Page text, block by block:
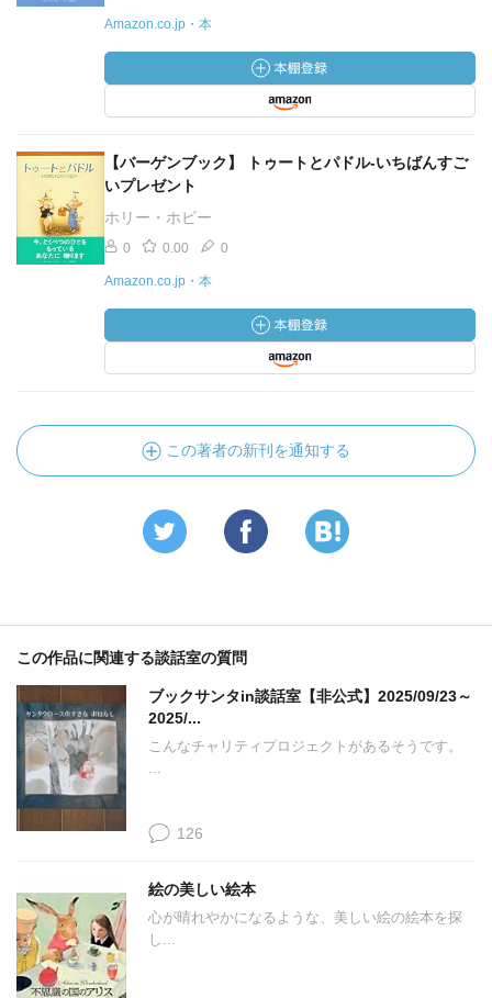
Amazon.co.jp・本
【バーゲンブック】 トゥートとパドル-いちばんすご
いプレゼント
ホリー・ホビー
0 0.00 0
Amazon.co.jp・本
この著者の新刊を通知する
この作品に関連する談話室の質問
ブックサンタin談話室【非公式】2025/09/23～
2025/...
こんなチャリティプロジェクトがあるそうです。
...
126
絵の美しい絵本
心が晴れやかになるような、美しい絵の絵本を探
し...